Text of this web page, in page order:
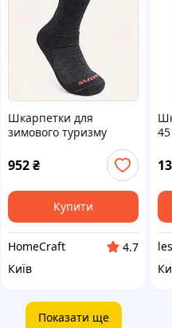
Шкарпетки для
зимового туризму
M881990A9
952 ₴
Купити
HomeCraft
4.7
Київ
45
Показати ще